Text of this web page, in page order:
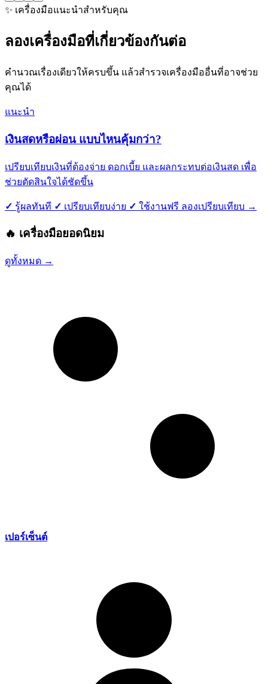
✨ เครื่องมือแนะนำสำหรับคุณ
ลองเครื่องมือที่เกี่ยวข้องกันต่อ
คำนวณเรื่องเดียวให้ครบขึ้น แล้วสำรวจเครื่องมืออื่นที่อาจช่วย
คุณได้
แนะนำ
เงินสดหรือผ่อน แบบไหนคุ้มกว่า?
เปรียบเทียบเงินที่ต้องจ่าย ดอกเบี้ย และผลกระทบต่อเงินสด เพื่อ
ช่วยตัดสินใจได้ชัดขึ้น
✓ รู้ผลทันที ✓ เปรียบเทียบง่าย ✓ ใช้งานฟรี ลองเปรียบเทียบ →
🔥 เครื่องมือยอดนิยม
ดูทั้งหมด →
เปอร์เซ็นต์